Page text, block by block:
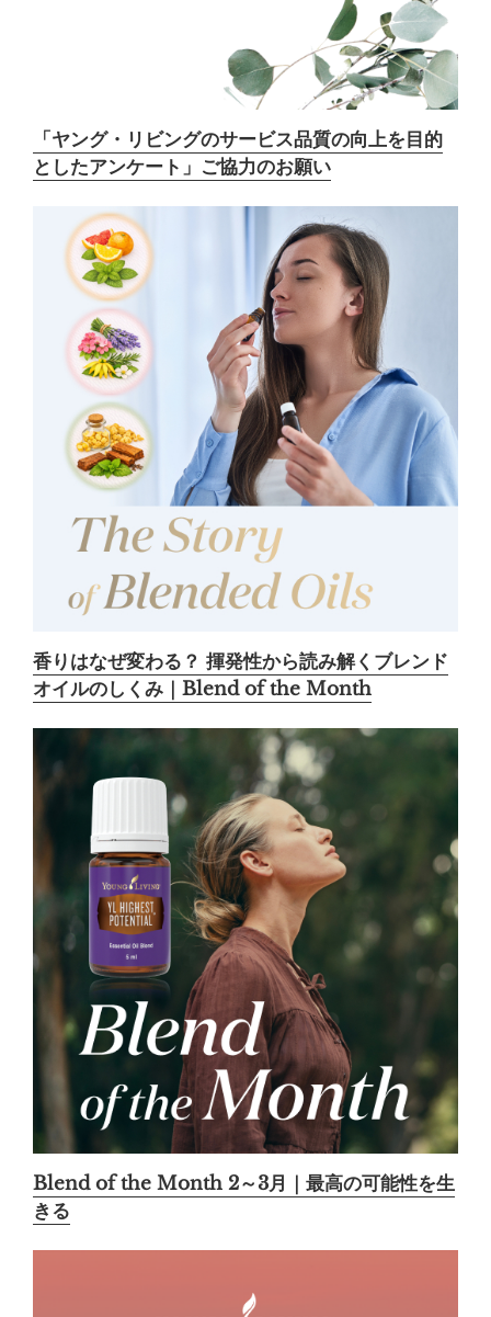
「ヤング・リビングのサービス品質の向上を目的
としたアンケート」ご協力のお願い
香りはなぜ変わる？ 揮発性から読み解くブレンド
オイルのしくみ｜Blend of the Month
Blend of the Month 2～3月｜最高の可能性を生
きる